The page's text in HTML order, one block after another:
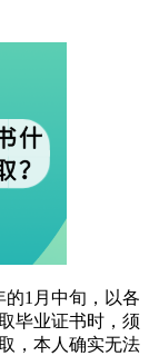
1月中旬，以各
毕业证书时，须
，本人确实无法